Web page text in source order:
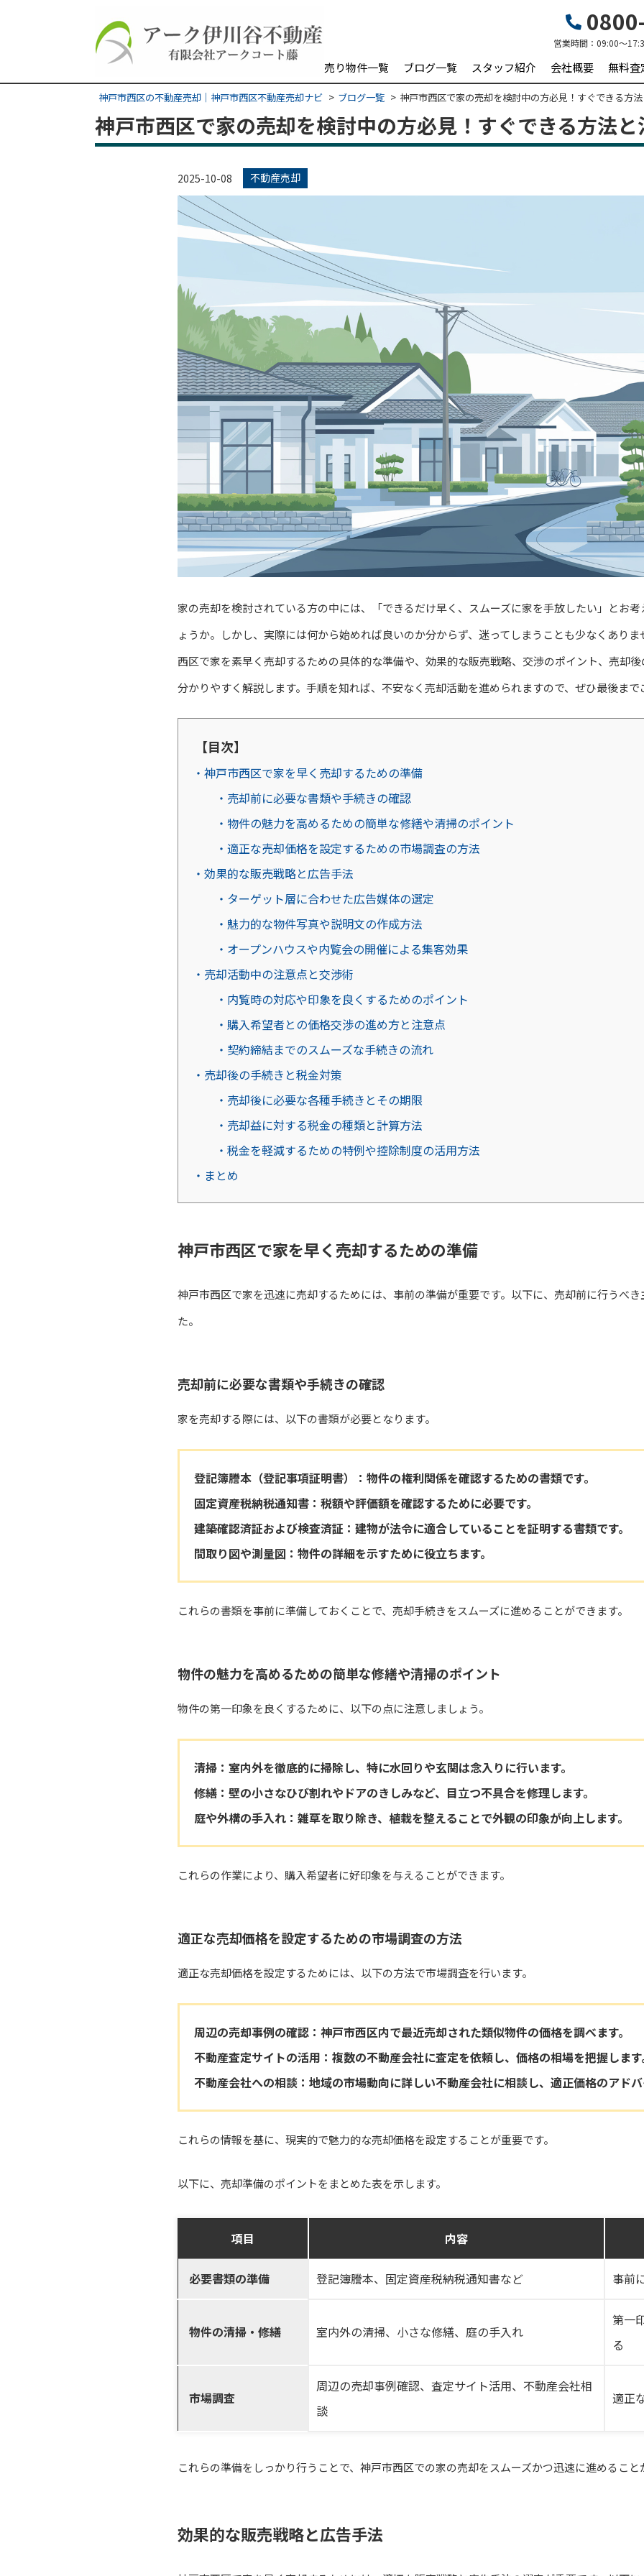
営業時間： 09:00～
売り物件一覧 ブログ一覧 スタッフ紹介 会社概要 無料査
神戸市西区の不動産売却｜神戸市西区不動産売却ナビ ブログ一覧 神戸市西区で家の売却を検討中の方必見！すぐできる方
神戸市西区で家の売却を検討中の方必見！すぐできる方法
2025-10-08 不動産売却
家の売却を検討されている方の中には、「できるだけ早く、スムーズに家を手放したい」とお
ょうか。しかし、実際には何から始めれば良いのか分からず、迷ってしまうことも少なくあり
西区で家を素早く売却するための具体的な準備や、効果的な販売戦略、交渉のポイント、売却
分かりやすく解説します。手順を知れば、不安なく売却活動を進められますので、ぜひ最後まで
【目次】
・神戸市西区で家を早く売却するための準備
・売却前に必要な書類や手続きの確認
・物件の魅力を高めるための簡単な修繕や清掃のポイント
・適正な売却価格を設定するための市場調査の方法
・効果的な販売戦略と広告手法
・ターゲット層に合わせた広告媒体の選定
・魅力的な物件写真や説明文の作成方法
・オープンハウスや内覧会の開催による集客効果
・売却活動中の注意点と交渉術
・内覧時の対応や印象を良くするためのポイント
・購入希望者との価格交渉の進め方と注意点
・契約締結までのスムーズな手続きの流れ
・売却後の手続きと税金対策
・売却後に必要な各種手続きとその期限
・売却益に対する税金の種類と計算方法
・税金を軽減するための特例や控除制度の活用方法
・まとめ
神戸市西区で家を早く売却するための準備
神戸市西区で家を迅速に売却するためには、事前の準備が重要です。以下に、売却前に行うべ
た。
売却前に必要な書類や手続きの確認
家を売却する際には、以下の書類が必要となります。
登記簿謄本（登記事項証明書）
：物件の権利関係を確認するための書類です。
固定資産税納税通知書 ：税額や評価額を確認するために必要です。
建築確認済証および検査済証 ：建物が法令に適合していることを証明する書類です。
間取り図や測量図 ：物件の詳細を示すために役立ちます。
これらの書類を事前に準備しておくことで、売却手続きをスムーズに進めることができます。
物件の魅力を高めるための簡単な修繕や清掃のポイント
物件の第一印象を良くするために、以下の点に注意しましょう。
清掃 ：室内外を徹底的に掃除し、特に水回りや玄関は念入りに行います。
修繕 ：壁の小さなひび割れやドアのきしみなど、目立つ不具合を修理します。
庭や外構の手入れ ：雑草を取り除き、植栽を整えることで外観の印象が向上します。
これらの作業により、購入希望者に好印象を与えることができます。
適正な売却価格を設定するための市場調査の方法
適正な売却価格を設定するためには、以下の方法で市場調査を行います。
周辺の売却事例の確認 ：神戸市西区内で最近売却された類似物件の価格を調べます。
不動産査定サイトの活用 ：複数の不動産会社に査定を依頼し、価格の相場を把握します
不動産会社への相談 ：地域の市場動向に詳しい不動産会社に相談し、適正価格のアドバ
これらの情報を基に、現実的で魅力的な売却価格を設定することが重要です。
以下に、売却準備のポイントをまとめた表を示します。
項目 内容
必要書類の準備 登記簿謄本、固定資産税納税通知書など 事前
物件の清掃・修繕 室内外の清掃、小さな修繕、庭の手入れ
第一
る
市場調査
周辺の売却事例確認、査定サイト活用、不動産会社相
談
適正
これらの準備をしっかり行うことで、神戸市西区での家の売却をスムーズかつ迅速に進めること
効果的な販売戦略と広告手法